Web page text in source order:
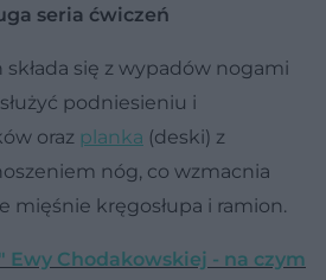
seria ćwiczeń
się z wypadów nogami
podniesieniu i
oraz planka (deski) z
nóg, co wzmacnia
mięśnie kręgosłupa i ramion.
Ewy Chodakowskiej - na czym